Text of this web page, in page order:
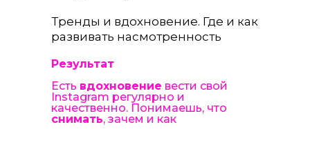
Тренды и вдохновение. Где и как
развивать насмотренность
Результат
Есть вдохновение вести свой
Instagram регулярно и
качественно. Понимаешь, что
снимать, зачем и как